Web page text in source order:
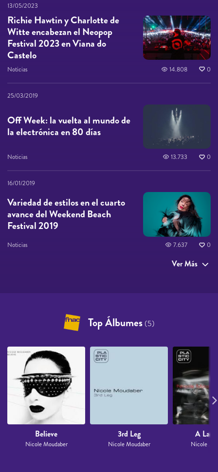
13/05/2023
Richie Hawtin y Charlotte de
Witte encabezan el Neopop
Festival 2023 en Viana do
Castelo
Noticias 14.808 0
25/03/2019
Off Week: la vuelta al mundo de
la electrónica en 80 días
Noticias 13.733 0
16/01/2019
Variedad de estilos en el cuarto
avance del Weekend Beach
Festival 2019
Noticias 7.637 0
Ver Más
Top Álbumes (5)
Believe
Nicole Moudaber
3rd Leg
Nicole Moudaber
A La
Nicole